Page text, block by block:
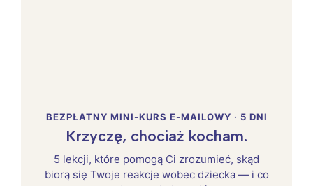
BEZPŁATNY MINI-KURS E-MAILOWY · 5 DNI
Krzyczę, chociaż kocham.
5 lekcji, które pomogą Ci zrozumieć, skąd
biorą się Twoje reakcje wobec dziecka — i co